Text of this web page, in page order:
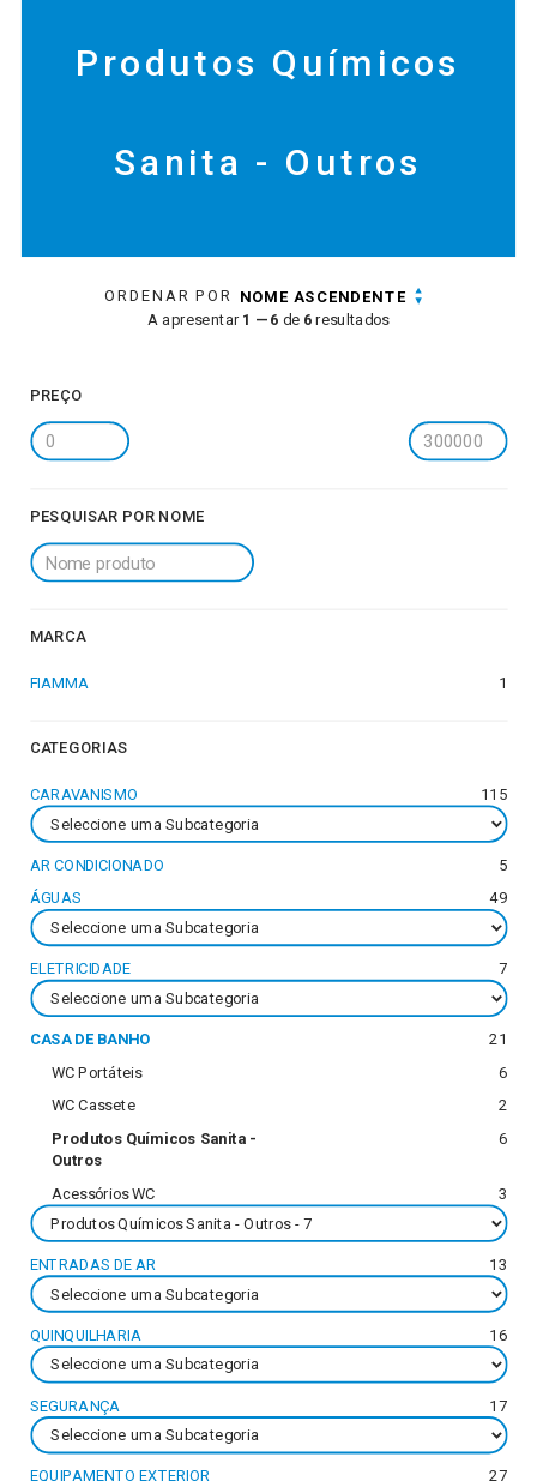
Produtos Químicos
Sanita - Outros
ORDENAR POR
NOME ASCENDENTE
A apresentar 1 — 6 de 6 resultados
PREÇO
PESQUISAR POR NOME
MARCA
FIAMMA 1
CATEGORIAS
CARAVANISMO 115
AR CONDICIONADO 5
ÁGUAS 49
ELETRICIDADE 7
CASA DE BANHO
21
WC Portáteis
6
WC Cassete 2
Produtos Químicos Sanita -
Outros
6
Acessórios WC 3
ENTRADAS DE AR 13
QUINQUILHARIA 16
SEGURANÇA 17
EQUIPAMENTO EXTERIOR 27